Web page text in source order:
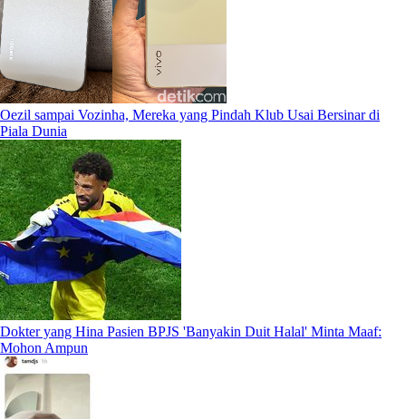
Oezil sampai Vozinha, Mereka yang Pindah Klub Usai Bersinar di
Piala Dunia
Dokter yang Hina Pasien BPJS 'Banyakin Duit Halal' Minta Maaf:
Mohon Ampun